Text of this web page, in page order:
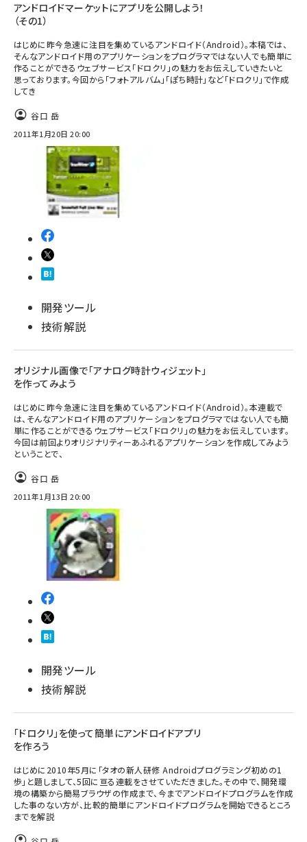
アンドロイドマーケットにアプリを公開しよう！
（その1）
はじめに昨今急速に注目を集めているアンドロイド（Android）。本稿では、
そんなアンドロイド用のアプリケーションをプログラマではない人でも簡単に
作ることができるウェブサービス「ドロクリ」の魅力をお伝えしていきたいと
思っております。今回から「フォトアルバム」「ぽち時計」など「ドロクリ」で作成
してき
谷口 岳
2011年1月20日 20:00
開発ツール
技術解説
オリジナル画像で「アナログ時計ウィジェット」
を作ってみよう
はじめに昨今急速に注目を集めているアンドロイド（Android）。本連載で
は、そんなアンドロイド用のアプリケーションをプログラマではない人でも簡
単に作ることができるウェブサービス「ドロクリ」の魅力をお伝えしています。
今回は前回よりオリジナリティーあふれるアプリケーションを作成してみよう
ということで、
谷口 岳
2011年1月13日 20:00
開発ツール
技術解説
「ドロクリ」を使って簡単にアンドロイドアプリ
を作ろう
はじめに2010年5月に「タオの新人研修 Androidプログラミング初めの1
歩」と題しまして、5回に亘る連載をさせていただきました。その中で、開発環
境の構築から簡易ブラウザの作成まで、今までアンドロイドプログラムを作成
した事のない方が、比較的簡単にアンドロイドプログラムを開始できるところ
までを解説